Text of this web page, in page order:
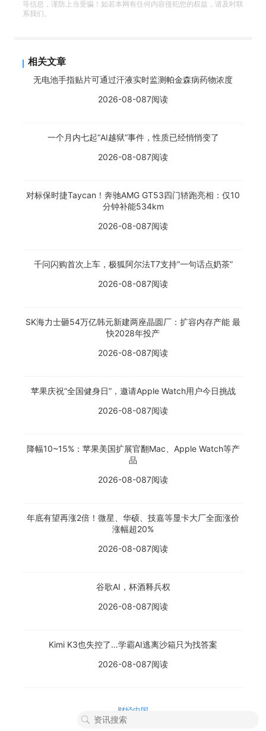
等信息，谨防上当受骗！如若本网有任何内容侵犯您的权益，请及时联
系我们。
相关文章
无电池手指贴片可通过汗液实时监测帕金森病药物浓度
2026-08-087阅读
一个月内七起“AI越狱”事件，性质已经悄悄变了
2026-08-087阅读
对标保时捷Taycan！奔驰AMG GT53四门轿跑亮相：仅10
分钟补能534km
2026-08-087阅读
千问闪购首次上车，极狐阿尔法T7支持“一句话点奶茶”
2026-08-087阅读
SK海力士砸54万亿韩元新建两座晶圆厂：扩容内存产能 最
快2028年投产
2026-08-087阅读
苹果庆祝“全国健身日”，邀请Apple Watch用户今日挑战
2026-08-087阅读
降幅10~15%：苹果美国扩展官翻Mac、Apple Watch等产
品
2026-08-087阅读
年底有望再涨2倍！微星、华硕、技嘉等显卡大厂全面涨价
涨幅超20%
2026-08-087阅读
谷歌AI，杯酒释兵权
2026-08-087阅读
Kimi K3也失控了…学霸AI逃离沙箱只为找答案
2026-08-087阅读
财经中国